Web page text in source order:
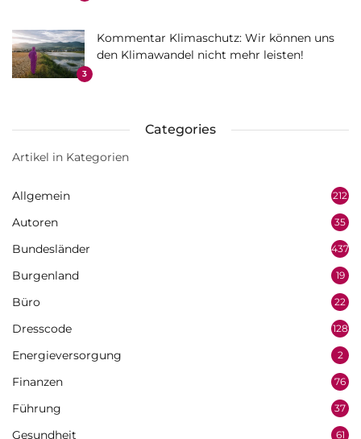
3
Kommentar Klimaschutz: Wir können uns
den Klimawandel nicht mehr leisten!
Categories
Artikel in Kategorien
Allgemein 212
Autoren 35
Bundesländer 437
Burgenland 19
Büro 22
Dresscode 128
Energieversorgung 2
Finanzen 76
Führung 37
Gesundheit 61